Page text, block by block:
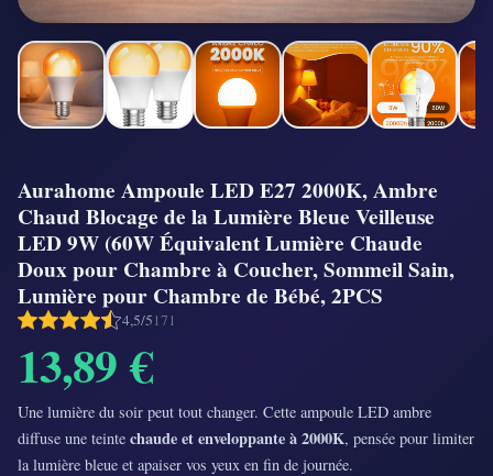
Aurahome Ampoule LED E27 2000K, Ambre
Chaud Blocage de la Lumière Bleue Veilleuse
LED 9W (60W Équivalent Lumière Chaude
Doux pour Chambre à Coucher, Sommeil Sain,
Lumière pour Chambre de Bébé, 2PCS
4,5/5171
13,89 €
Une lumière du soir peut tout changer. Cette ampoule LED ambre
diffuse une teinte chaude et enveloppante à 2000K, pensée pour limiter
la lumière bleue et apaiser vos yeux en fin de journée.